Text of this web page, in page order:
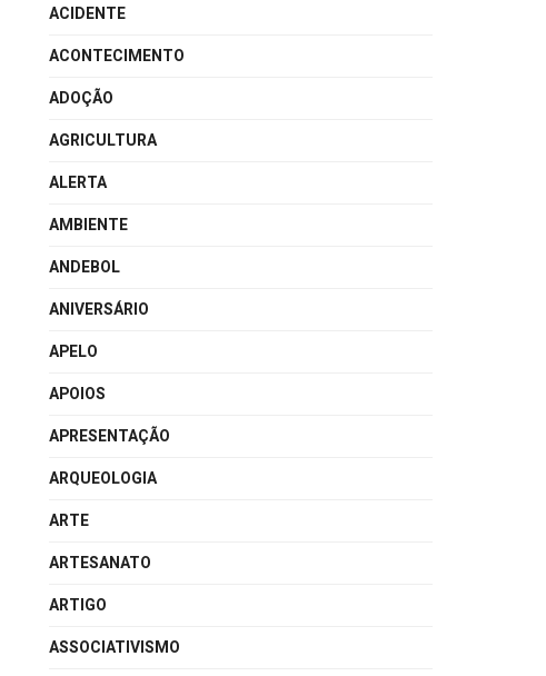
ACIDENTE
ACONTECIMENTO
ADOÇÃO
AGRICULTURA
ALERTA
AMBIENTE
ANDEBOL
ANIVERSÁRIO
APELO
APOIOS
APRESENTAÇÃO
ARQUEOLOGIA
ARTE
ARTESANATO
ARTIGO
ASSOCIATIVISMO